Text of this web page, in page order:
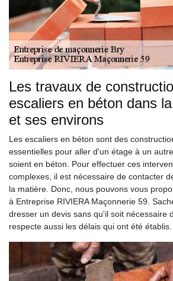
Les travaux de
escaliers en béton dans
et ses environs
Les escaliers en béton sont des
essentielles pour aller d'un étage à un
soient en béton. Pour effectuer ces
complexes, il est nécessaire de contacter
la matière. Donc, nous pouvons vous
à Entreprise RIVIERA Maçonnerie 59.
dresser un devis sans qu'il soit nécessaire
respecte aussi les délais qui ont été établis.